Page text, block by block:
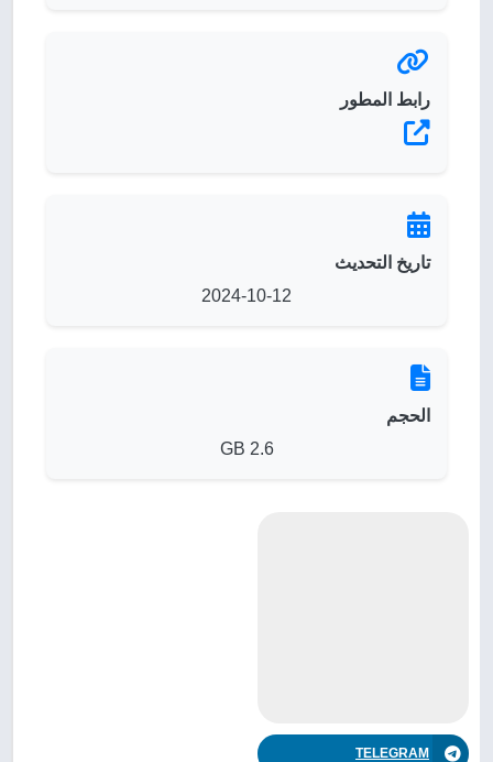
رابط المطور
تاريخ التحديث
2024-10-12
الحجم
2.6 GB
TELEGRAM